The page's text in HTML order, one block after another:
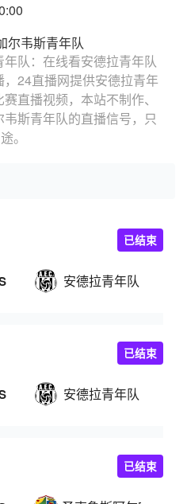
尔韦斯青年队
队：在线看安德拉青年队
24直播网提供安德拉青年
直播视频，本站不制作、
斯青年队的直播信号，只
。
安德拉青年队
已结束
安德拉青年队
已结束
已结束